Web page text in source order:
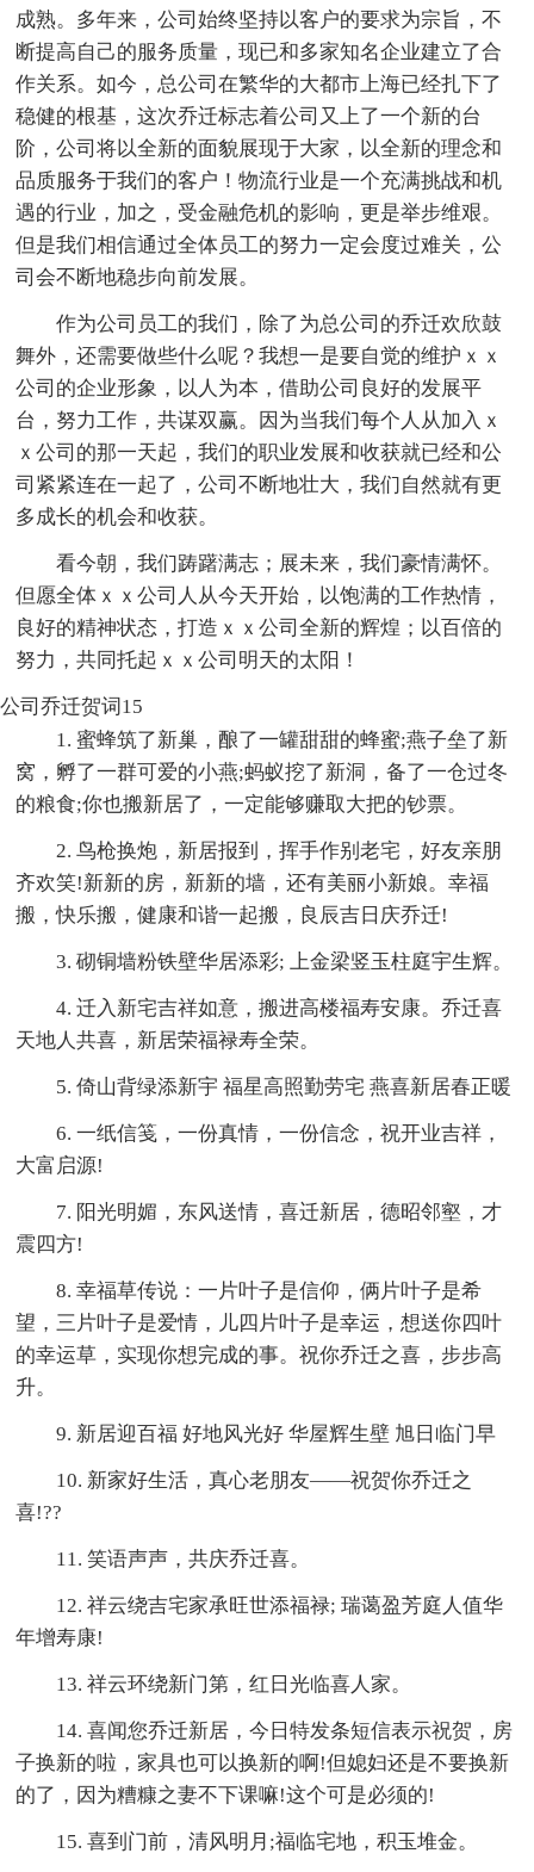
成熟。多年来，公司始终坚持以客户的要求为宗旨，不
断提高自己的服务质量，现已和多家知名企业建立了合
作关系。如今，总公司在繁华的大都市上海已经扎下了
稳健的根基，这次乔迁标志着公司又上了一个新的台
阶，公司将以全新的面貌展现于大家，以全新的理念和
品质服务于我们的客户！物流行业是一个充满挑战和机
遇的行业，加之，受金融危机的影响，更是举步维艰。
但是我们相信通过全体员工的努力一定会度过难关，公
司会不断地稳步向前发展。
作为公司员工的我们，除了为总公司的乔迁欢欣鼓
舞外，还需要做些什么呢？我想一是要自觉的维护ｘｘ
公司的企业形象，以人为本，借助公司良好的发展平
台，努力工作，共谋双赢。因为当我们每个人从加入ｘ
ｘ公司的那一天起，我们的职业发展和收获就已经和公
司紧紧连在一起了，公司不断地壮大，我们自然就有更
多成长的机会和收获。
看今朝，我们踌躇满志；展未来，我们豪情满怀。
但愿全体ｘｘ公司人从今天开始，以饱满的工作热情，
良好的精神状态，打造ｘｘ公司全新的辉煌；以百倍的
努力，共同托起ｘｘ公司明天的太阳！
公司乔迁贺词15
1. 蜜蜂筑了新巢，酿了一罐甜甜的蜂蜜;燕子垒了新
窝，孵了一群可爱的小燕;蚂蚁挖了新洞，备了一仓过冬
的粮食;你也搬新居了，一定能够赚取大把的钞票。
2. 鸟枪换炮，新居报到，挥手作别老宅，好友亲朋
齐欢笑!新新的房，新新的墙，还有美丽小新娘。幸福
搬，快乐搬，健康和谐一起搬，良辰吉日庆乔迁!
3. 砌铜墙粉铁壁华居添彩; 上金梁竖玉柱庭宇生辉。
4. 迁入新宅吉祥如意，搬进高楼福寿安康。乔迁喜
天地人共喜，新居荣福禄寿全荣。
5. 倚山背绿添新宇 福星高照勤劳宅 燕喜新居春正暖
6. 一纸信笺，一份真情，一份信念，祝开业吉祥，
大富启源!
7. 阳光明媚，东风送情，喜迁新居，德昭邻壑，才
震四方!
8. 幸福草传说：一片叶子是信仰，俩片叶子是希
望，三片叶子是爱情，儿四片叶子是幸运，想送你四叶
的幸运草，实现你想完成的事。祝你乔迁之喜，步步高
升。
9. 新居迎百福 好地风光好 华屋辉生壁 旭日临门早
10. 新家好生活，真心老朋友——祝贺你乔迁之
喜!??
11. 笑语声声，共庆乔迁喜。
12. 祥云绕吉宅家承旺世添福禄; 瑞蔼盈芳庭人值华
年增寿康!
13. 祥云环绕新门第，红日光临喜人家。
14. 喜闻您乔迁新居，今日特发条短信表示祝贺，房
子换新的啦，家具也可以换新的啊!但媳妇还是不要换新
的了，因为糟糠之妻不下课嘛!这个可是必须的!
15. 喜到门前，清风明月;福临宅地，积玉堆金。